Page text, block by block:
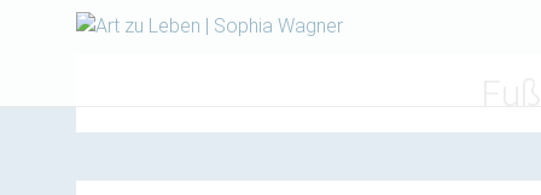
Art zu